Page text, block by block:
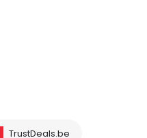
TrustDeals.be